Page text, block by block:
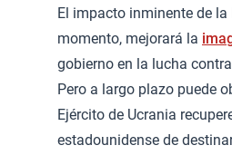
El impacto inminente de
momento, mejorará la
gobierno en la lucha
Pero a largo plazo puede
Ejército de Ucrania
estadounidense de